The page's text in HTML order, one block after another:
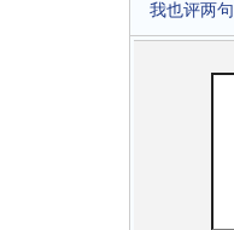
我也评两句